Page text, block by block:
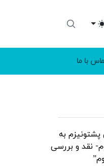
Toggle
با ما
به
نقد و بررسی